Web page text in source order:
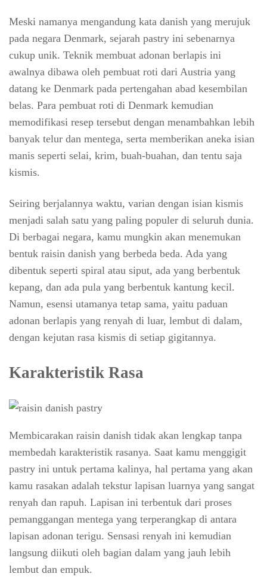
Meski namanya mengandung kata danish yang merujuk
pada negara Denmark, sejarah pastry ini sebenarnya
cukup unik. Teknik membuat adonan berlapis ini
awalnya dibawa oleh pembuat roti dari Austria yang
datang ke Denmark pada pertengahan abad kesembilan
belas. Para pembuat roti di Denmark kemudian
memodifikasi resep tersebut dengan menambahkan lebih
banyak telur dan mentega, serta memberikan aneka isian
manis seperti selai, krim, buah-buahan, dan tentu saja
kismis.
Seiring berjalannya waktu, varian dengan isian kismis
menjadi salah satu yang paling populer di seluruh dunia.
Di berbagai negara, kamu mungkin akan menemukan
bentuk raisin danish yang berbeda beda. Ada yang
dibentuk seperti spiral atau siput, ada yang berbentuk
kepang, dan ada pula yang berbentuk kantung kecil.
Namun, esensi utamanya tetap sama, yaitu paduan
adonan berlapis yang renyah di luar, lembut di dalam,
dengan kejutan rasa kismis di setiap gigitannya.
Karakteristik Rasa
Membicarakan raisin danish tidak akan lengkap tanpa
membedah karakteristik rasanya. Saat kamu menggigit
pastry ini untuk pertama kalinya, hal pertama yang akan
kamu rasakan adalah tekstur lapisan luarnya yang sangat
renyah dan rapuh. Lapisan ini terbentuk dari proses
pemanggangan mentega yang terperangkap di antara
lapisan adonan terigu. Sensasi renyah ini kemudian
langsung diikuti oleh bagian dalam yang jauh lebih
lembut dan empuk.